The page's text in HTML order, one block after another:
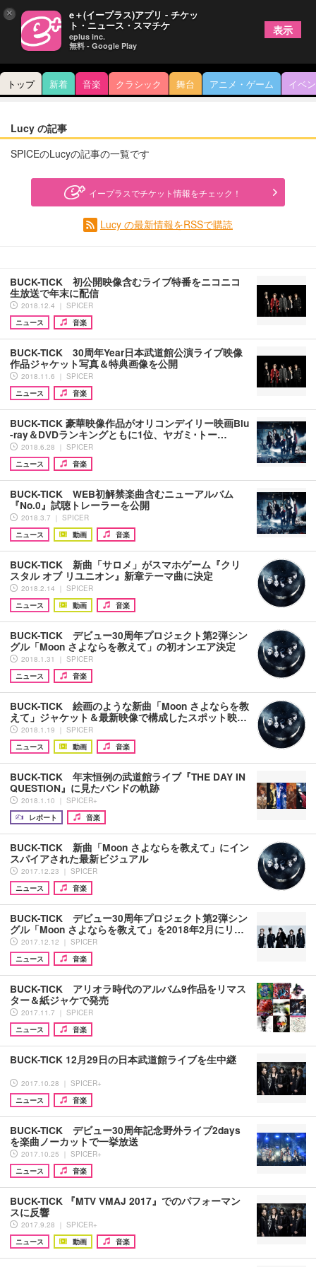
トップ 新着 音楽 クラシック 舞台 アニメ・ゲーム イベ
Lucy の記事
SPICEのLucyの記事の一覧です
イープラスでチケット情報をチェック！
Lucy の最新情報をRSSで購読
BUCK-TICK 初公開映像含むライブ特番をニコニコ
生放送で年末に配信
2018.12.4 ｜ SPICER
ニュース
音楽
BUCK-TICK 30周年Year日本武道館公演ライブ映像
作品ジャケット写真＆特典画像を公開
2018.11.6 ｜ SPICER
ニュース
音楽
BUCK-TICK 豪華映像作品がオリコンデイリー映画Blu
-ray＆DVDランキングともに1位、ヤガミ･トー…
2018.6.28 ｜ SPICER
ニュース
音楽
BUCK-TICK WEB初解禁楽曲含むニューアルバム
『No.0』試聴トレーラーを公開
2018.3.7 ｜ SPICER
ニュース
動画 音楽
BUCK-TICK 新曲「サロメ」がスマホゲーム『クリ
スタル オブ リユニオン』新章テーマ曲に決定
2018.2.14 ｜ SPICER
ニュース
動画 音楽
BUCK-TICK デビュー30周年プロジェクト第2弾シン
グル「Moon さよならを教えて」の初オンエア決定
2018.1.31 ｜ SPICER
ニュース
音楽
BUCK-TICK 絵画のような新曲「Moon さよならを教
えて」ジャケット＆最新映像で構成したスポット映…
2018.1.19 ｜ SPICER
ニュース
動画 音楽
BUCK-TICK 年末恒例の武道館ライブ『THE DAY IN
QUESTION』に見たバンドの軌跡
2018.1.10 ｜ SPICER+
レポート
音楽
BUCK-TICK 新曲「Moon さよならを教えて」にイン
スパイアされた最新ビジュアル
2017.12.23 ｜ SPICER
ニュース
音楽
BUCK-TICK デビュー30周年プロジェクト第2弾シン
グル「Moon さよならを教えて」を2018年2月にリ…
2017.12.12 ｜ SPICER
ニュース
音楽
BUCK-TICK アリオラ時代のアルバム9作品をリマス
ター＆紙ジャケで発売
2017.11.7 ｜ SPICER
ニュース
音楽
BUCK-TICK 12月29日の日本武道館ライブを生中継
2017.10.28 ｜ SPICER+
ニュース
音楽
BUCK-TICK デビュー30周年記念野外ライブ2days
を楽曲ノーカットで一挙放送
2017.10.25 ｜ SPICER+
ニュース
音楽
BUCK-TICK 『MTV VMAJ 2017』でのパフォーマン
スに反響
2017.9.28 ｜ SPICER+
ニュース
動画 音楽
× e＋(イープラス)アプリ - チケッ
ト・ニュース・スマチケ
eplus inc.
無料 - Google Play
表示